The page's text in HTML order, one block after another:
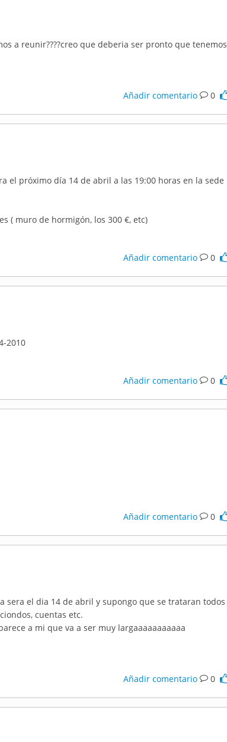
a reunir????creo que deberia ser pronto que tenemos
Añadir comentario 0
el próximo día 14 de abril a las 19:00 horas en la sede
( muro de hormigón, los 300 €, etc)
Añadir comentario 0
Añadir comentario 0
Añadir comentario 0
sera el dia 14 de abril y supongo que se trataran todos
cuentas etc.
a mi que va a ser muy largaaaaaaaaaaa
Añadir comentario 0